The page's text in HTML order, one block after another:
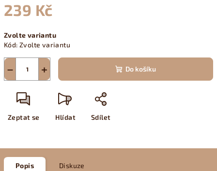
239 Kč
cena:
Zvolte variantu
Kód: Zvolte variantu
+
− Do košíku
Zeptat se Hlídat Sdílet
Popis Diskuze